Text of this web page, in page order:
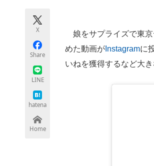
ちょっと気になるネットの
X
Share
LINE
hatena
Home
娘をサプライズで東
めた動画が Instagramに
いねを獲得するなど大